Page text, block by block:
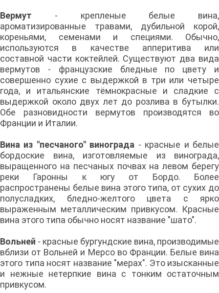
Вермут - крепленые белые вина,
ароматизированные травами, дубильной корой,
кореньями, семенами и специями. Обычно,
используются в качестве апперитива или
составной части коктейлей. Существуют два вида
вермутов - французские бледные по цвету и
совершенно сухие с выдержкой в три или четыре
года, и итальянские тёмнокрасные и сладкие с
выдержкой около двух лет до розлива в бутылки.
Обе разновидности вермутов производятся во
Франции и Италии.
Вина из "песчаного" винограда - красные и белые
бордоские вина, изготовляемые из винограда,
выращенного на песчаных почвах на левом берегу
реки Гаронны к югу от Бордо. Более
распространены белые вина этого типа, от сухих до
полусладких, бледно-желтого цвета с ярко
выраженным металлическим привкусом. Красные
вина этого типа обычно носят название "шато".
Вольней - красные бургундские вина, производимые
вблизи от Вольней и Мерсо во Франции. Белые вина
этого типа носят название "мерах". Это изысканные
и нежные нетерпкие вина с тонким остаточным
привкусом.